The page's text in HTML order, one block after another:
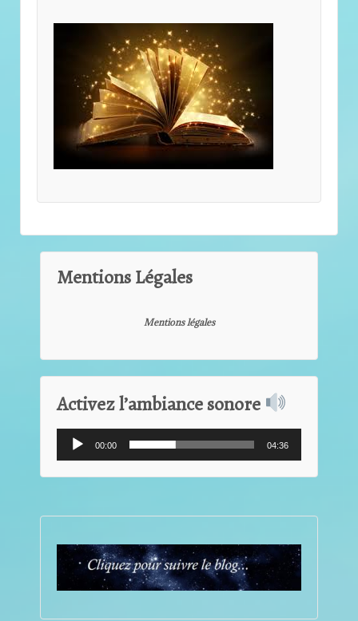
Mentions Légales
Mentions légales
Activez l’ambiance sonore
audio
00:00 04:36